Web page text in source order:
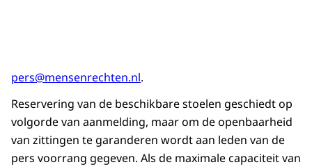
pers@mensenrechten.nl.
Reservering van de beschikbare stoelen geschiedt op
volgorde van aanmelding, maar om de openbaarheid
van zittingen te garanderen wordt aan leden van de
pers voorrang gegeven. Als de maximale capaciteit van